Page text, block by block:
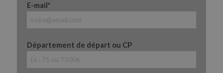
E-mail*
Département de départ ou CP